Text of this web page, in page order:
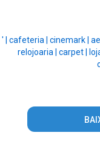
' | cafeteria | cinemark |
relojoaria | carpet |